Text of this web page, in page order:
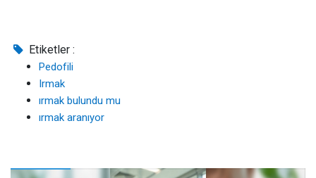
Etiketler :
Pedofili
Irmak
ırmak bulundu mu
ırmak aranıyor